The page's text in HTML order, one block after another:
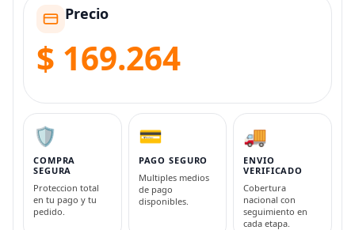
Precio
$ 169.264
🛡️
COMPRA
SEGURA
Proteccion total
en tu pago y tu
pedido.
💳
PAGO SEGURO
Multiples medios
de pago
disponibles.
🚚
ENVIO
VERIFICADO
Cobertura
nacional con
seguimiento en
cada etapa.